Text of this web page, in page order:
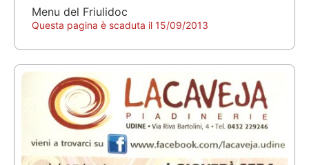
Menu del Friulidoc
Questa pagina è scaduta il 15/09/2013